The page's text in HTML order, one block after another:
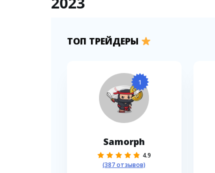
ТОП ТРЕЙДЕРЫ
1
Samorph
4.9
(387 отзывов)